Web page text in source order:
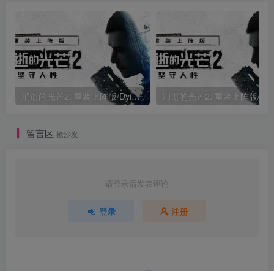
消逝的光芒2: 重装上阵版/Dying Light 2 Stay Human: Reloaded Edition/支持网络联机
留言区 抢沙发
请登录后发表评论
登录 注册